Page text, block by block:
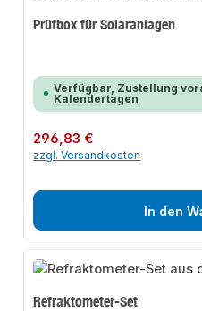
Prüfbox für Solaranlagen
Verfügbar, Zustellung
Kalendertagen
Regulärer Preis:
296,83 €
zzgl. Versandkosten
In den
Refraktometer-Set